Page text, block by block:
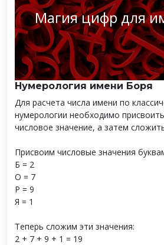
Магия цифр для
Нумерология имени Боря
Для расчета числа имени по
нумерологии необходимо
числовое значение, а затем
Присвоим числовые значения
Б = 2
О = 7
Р = 9
Я = 1
Теперь сложим эти значения:
2 + 7 + 9 + 1 = 19